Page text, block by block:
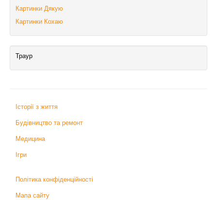
Картинки Дякую
Картинки Кохаю
Траур
Історії з життя
Будівництво та ремонт
Медицина
Ігри
Політика конфіденційності
Мапа сайту